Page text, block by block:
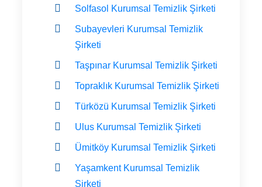
Solfasol Kurumsal Temizlik Şirketi
Subayevleri Kurumsal Temizlik
Şirketi
Taşpınar Kurumsal Temizlik Şirketi
Topraklık Kurumsal Temizlik Şirketi
Türközü Kurumsal Temizlik Şirketi
Ulus Kurumsal Temizlik Şirketi
Ümitköy Kurumsal Temizlik Şirketi
Yaşamkent Kurumsal Temizlik
Şirketi